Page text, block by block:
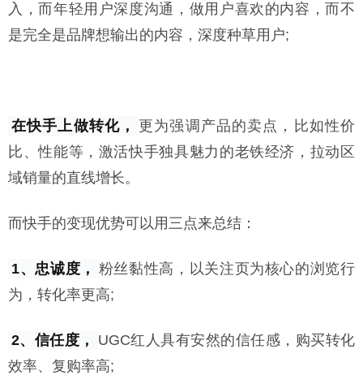
入，而年轻用户深度沟通，做用户喜欢的内容，而不
是完全是品牌想输出的内容，深度种草用户;
在快手上做转化，
更为强调产品的卖点，比如性价
比、性能等，激活快手独具魅力的老铁经济，拉动区
域销量的直线增长。
而快手的变现优势可以用三点来总结：
1、忠诚度， 粉丝黏性高，以关注页为核心的浏览行
为，转化率更高;
2、信任度，
UGC红人具有安然的信任感，购买转化
效率、复购率高;